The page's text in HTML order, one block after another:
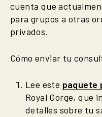
cuenta que
para grupos a otras
privados.
Cómo enviar tu
Lee este paquete
Royal Gorge, que
detalles sobre tu